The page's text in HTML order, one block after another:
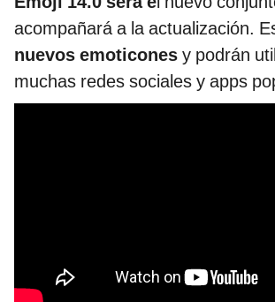
acompañará a la actualización.
nuevos emoticones y podrán
muchas redes sociales y apps